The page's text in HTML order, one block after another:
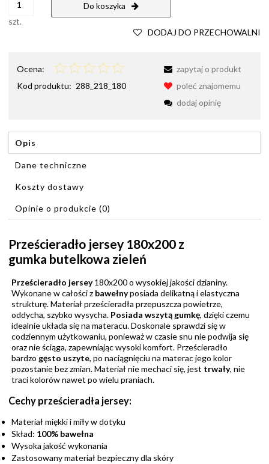
szt.
Do koszyka
DODAJ DO PRZECHOWALNI
Ocena:
Kod produktu: 288_218_180
zapytaj o produkt
poleć znajomemu
dodaj opinię
Opis
Dane techniczne
Koszty dostawy
Cena nie zawiera ewentualnych kosztów płatności
Opinie o produkcie (0)
Prześcieradło jersey 180x200 z
gumka butelkowa zieleń
Prześcieradło jersey180x200 o wysokiej jakościdzianiny.
Wykonane w całości z bawełnyposiada delikatną i elastyczna
strukturę. Materiał prześcieradła przepuszcza powietrze,
oddycha, szybko wysycha. Posiada wszytą gumkę, dzięki czemu
idealnie układa się na materacu. Doskonale sprawdzi się w
codziennym użytkowaniu, ponieważ w czasie snu nie podwija się
oraz nie ściąga, zapewniając wysoki komfort. Prześcieradło
bardzo gęsto uszyte, po naciągnięciu na materac jego kolor
pozostanie bez zmian. Materiał nie mechaci się, jest trwały, nie
traci kolorów nawet po wielu praniach.
Cechy prześcieradła jersey:
Materiał miękki i miły w dotyku
Skład: 100% bawełna
Wysoka jakość wykonania
Zastosowany materiał bezpieczny dla skóry